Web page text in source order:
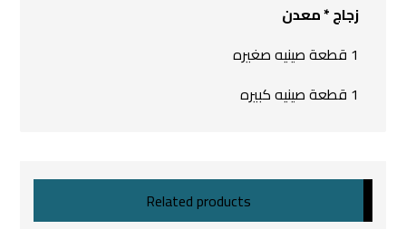
زجاج * معدن
1 قطعة صينيه صغيره
1 قطعة صينيه كبيره
Related products